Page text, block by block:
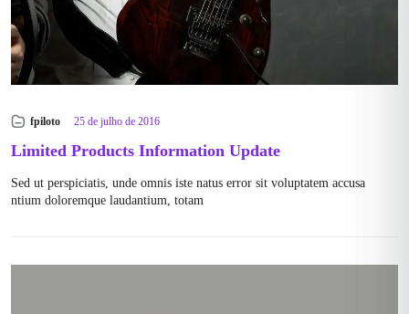
fpiloto 25 de julho de 2016
Limited Products Information Update
Sed ut perspiciatis, unde omnis iste natus error sit voluptatem accusa
ntium doloremque laudantium, totam